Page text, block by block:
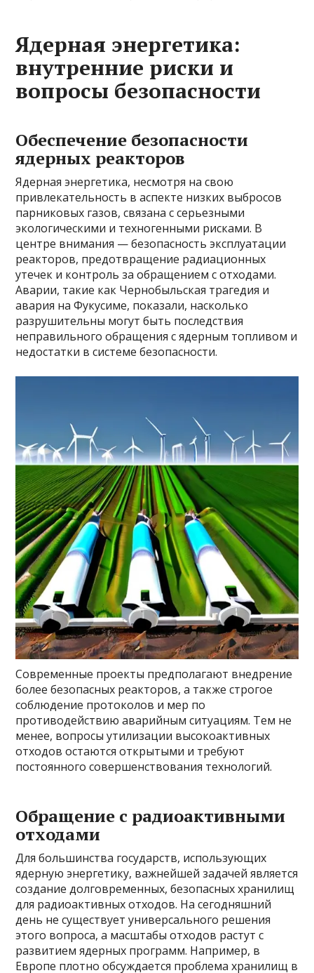
Ядерная энергетика:
внутренние риски и
вопросы безопасности
Обеспечение безопасности
ядерных реакторов
Ядерная энергетика, несмотря на свою
привлекательность в аспекте низких выбросов
парниковых газов, связана с серьезными
экологическими и техногенными рисками. В
центре внимания — безопасность эксплуатации
реакторов, предотвращение радиационных
утечек и контроль за обращением с отходами.
Аварии, такие как Чернобыльская трагедия и
авария на Фукусиме, показали, насколько
разрушительны могут быть последствия
неправильного обращения с ядерным топливом и
недостатки в системе безопасности.
Современные проекты предполагают внедрение
более безопасных реакторов, а также строгое
соблюдение протоколов и мер по
противодействию аварийным ситуациям. Тем не
менее, вопросы утилизации высокоактивных
отходов остаются открытыми и требуют
постоянного совершенствования технологий.
Обращение с радиоактивными
отходами
Для большинства государств, использующих
ядерную энергетику, важнейшей задачей является
создание долговременных, безопасных хранилищ
для радиоактивных отходов. На сегодняшний
день не существует универсального решения
этого вопроса, а масштабы отходов растут с
развитием ядерных программ. Например, в
Европе плотно обсуждается проблема хранилищ в